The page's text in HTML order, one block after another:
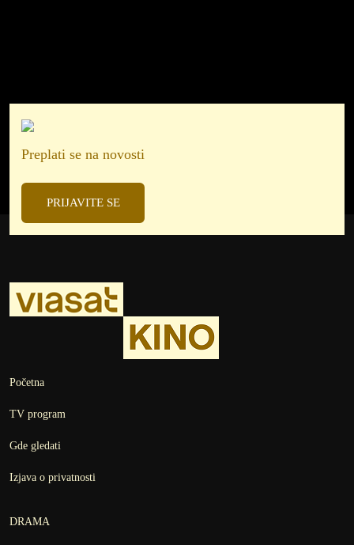
Preplati se na novosti
PRIJAVITE SE
Početna
TV program
Gde gledati
Izjava o privatnosti
DRAMA